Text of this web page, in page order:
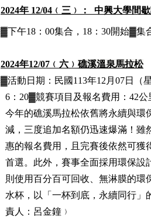
2024年 12/04﹙三﹚： 中興大學間
▓下午18：00集合，18：30開始▓
2024年12/07 ﹙六﹚ 礁溪溫泉馬拉松
▓活動日期： 民國113年12月07日
（
6：20▓競賽項目 及報名費用 ：42
今年的礁溪馬拉松依舊將永續與環
減，三度追加名額仍迅速爆滿！雖
惠的報名費用，且完賽後依然可獲
首選。此外，賽事全面採用環保設
則使用百分百可回收、無淋膜的環
水杯，以「一杯到底，永續同行」
責人：呂金鐘﹚